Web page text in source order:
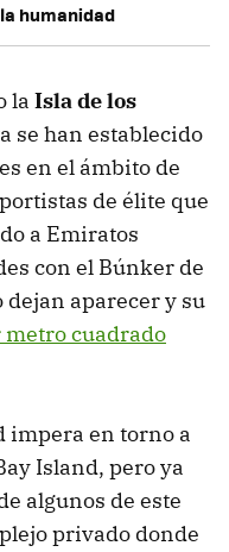
humanidad
la Isla de los
se han establecido
en el ámbito de
de élite que
a Emiratos
con el Búnker de
aparecer y su
cuadrado
impera en torno a
Island, pero ya
algunos de este
privado donde